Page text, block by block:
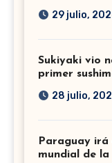
29 julio,
Sukiyaki vio
primer
28 julio,
Paraguay
mundial de